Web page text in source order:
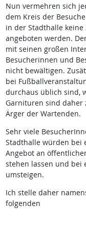
Nun vermehren sich
dem Kreis der
in der Stadthalle
angeboten werden.
mit seinen großen
Besucherinnen und
nicht bewältigen.
bei
durchaus üblich sind,
Garnituren sind daher
Ärger der Wartenden.
Sehr viele
Stadthalle würden bei
Angebot an
stehen lassen und bei
umsteigen.
Ich stelle daher
folgenden